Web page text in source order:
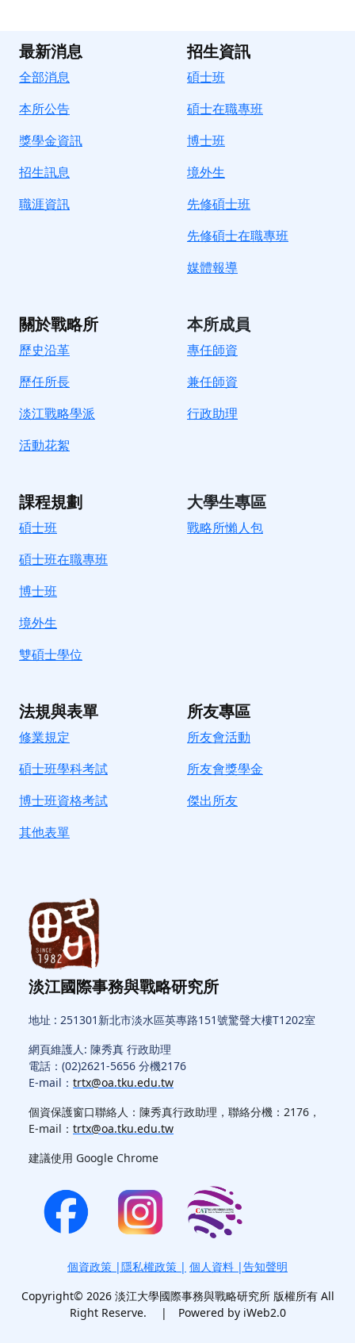
最新消息
全部消息
本所公告
獎學金資訊
招生訊息
職涯資訊
招生資訊
碩士班
碩士在職專班
博士班
境外生
先修碩士班
先修碩士在職專班
媒體報導
關於戰略所
歷史沿革
歷任所長
淡江戰略學派
活動花絮
本所成員
專任師資
兼任師資
行政助理
課程規劃
碩士班
碩士班在職專班
博士班
境外生
雙碩士學位
大學生專區
戰略所懶人包
法規與表單
修業規定
碩士班學科考試
博士班資格考試
其他表單
所友專區
所友會活動
所友會獎學金
傑出所友
淡江國際事務與戰略研究所
地址 : 251301新北市淡水區英專路151號驚聲大樓T1202室
網頁維護人: 陳秀真 行政助理
電話：(02)2621-5656 分機2176
E-mail： trtx@oa.tku.edu.tw
個資保護窗口聯絡人：陳秀真行政助理，聯絡分機：2176，
E-mail： trtx@oa.tku.edu.tw
建議使用 Google Chrome
個資政策 |隱私權政策 | 個人資料 |告知聲明
Copyright© 2026 淡江大學國際事務與戰略研究所 版權所有 All
Right Reserve. | Powered by iWeb2.0